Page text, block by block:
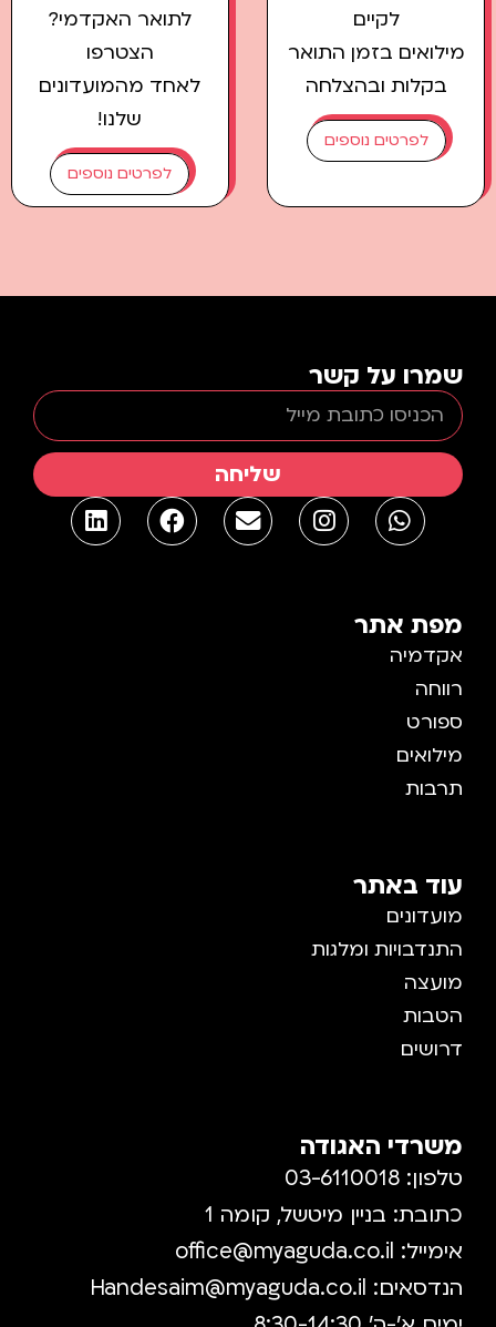
לקיים
מילואים בזמן התואר
בקלות ובהצלחה
לפרטים נוספים
לתואר האקדמי?
הצטרפו
לאחד מהמועדונים
שלנו!
לפרטים נוספים
מפת אתר
אקדמיה
רווחה
ספורט
מילואים
תרבות
עוד באתר
מועדונים
התנדבויות ומלגות
מועצה
הטבות
דרושים
שמרו על קשר
שליחה
משרדי האגודה
טלפון: 03-6110018
כתובת: בניין מיטשל, קומה 1
אימייל: office@myaguda.co.il
הנדסאים: Handesaim@myaguda.co.il